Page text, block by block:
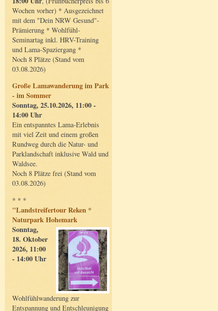
Wochen vorher) * Ausgezeichnet
mit dem "Dein NRW Gesund"-
Prämierung * Wohlfühl-
Seminartag inkl. HRV-Training
und Lama-Spaziergang *
Noch 8 Plätze (Stand vom
03.08.2026)
Große Lamawanderung im Park
- im Sommer
Sonntag, 25.10.2026, 11:00 -
14:00 Uhr
Ein entspanntes Lama-Erlebnis
mit viel Zeit und einem großen
Rundweg durch die Natur- und
Parklandschaft inklusive Wald und
Waldsee.
Noch 8 Plätze frei (Stand vom
03.08.2026)
* * *
"Landstreifertour Reken *
Naturpark Hohemark
Sonntag,
18. Oktober
2026, 11:00
- 14:00 Uhr
Wohlfühlwanderung zur
Entspannung und Entschleunigung